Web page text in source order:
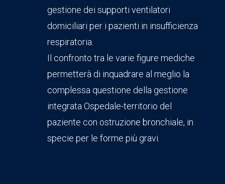
gestione dei supporti ventilatori
domiciliari per i pazienti in insufficienza
respiratoria.
Il confronto tra le varie figure mediche
permetterà di inquadrare al meglio la
complessa questione della gestione
integrata Ospedale-territorio del
paziente con ostruzione bronchiale, in
specie per le forme più gravi.